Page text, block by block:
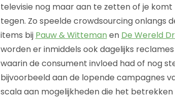
televisie nog maar aan te zetten of je
tegen. Zo speelde crowdsourcing onlangs
items bij Pauw & Witteman en De Wereld
worden er inmiddels ook dagelijks
waarin de consument invloed had of nog
bijvoorbeeld aan de lopende campagnes
scala aan mogelijkheden die het